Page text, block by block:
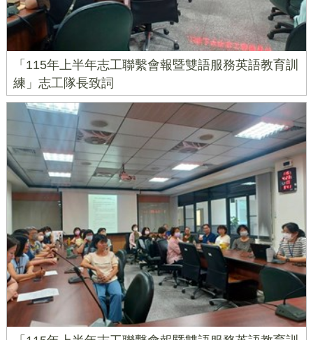
「115年上半年志工聯繫會報暨雙語服務英語教育訓
練」志工隊長致詞